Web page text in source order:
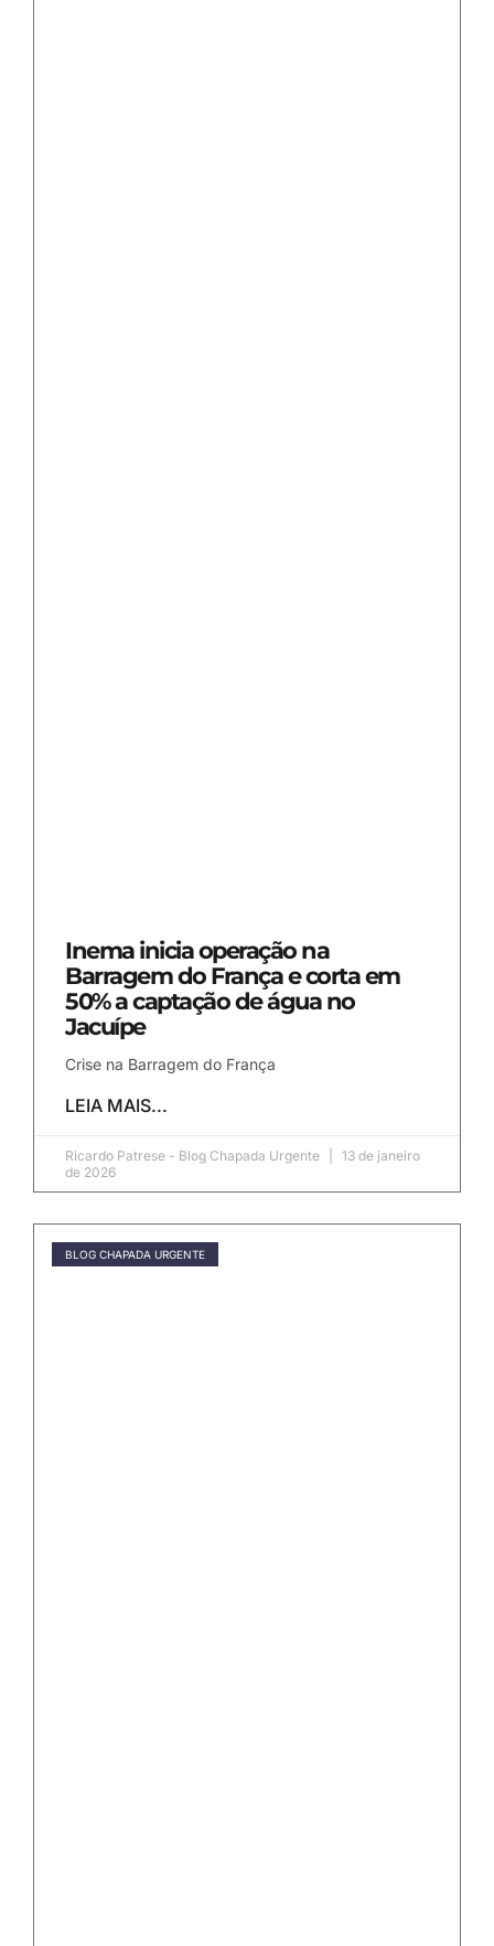
Inema inicia operação na
Barragem do França e corta em
50% a captação de água no
Jacuípe
Crise na Barragem do França
LEIA MAIS...
Ricardo Patrese - Blog Chapada Urgente
13 de janeiro
de 2026
BLOG CHAPADA URGENTE